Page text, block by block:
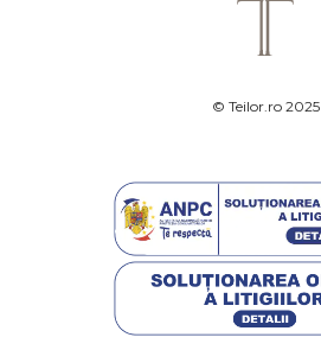
© Teilor.ro 2025